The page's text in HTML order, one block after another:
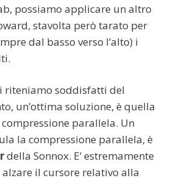
possiamo applicare un altro
stavolta però tarato per
dal basso verso l’alto) i
riteniamo soddisfatti del
un’ottima soluzione, è quella
parallela. Un
la compressione parallela, è
della Sonnox. E’ estremamente
il cursore relativo alla